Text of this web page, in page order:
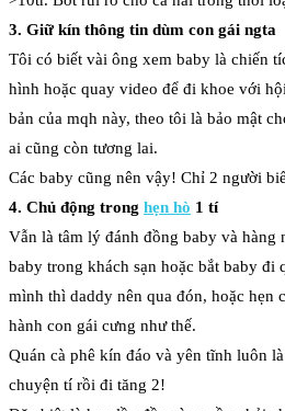
3. Giữ kín thông tin dùm con gái ngta
Tôi có biết vài ông xem baby là chiến
hình hoặc quay video để đi khoe với
bản của mqh này, theo tôi là bảo mật
ai cũng còn tương lai.
Các baby cũng nên vậy! Chỉ 2 người
4. Chủ động trong hẹn hò 1 tí
Vẫn là tâm lý đánh đồng baby và hàng
baby trong khách sạn hoặc bắt baby đi
mình thì daddy nên qua đón, hoặc hẹn
hành con gái cưng như thế.
Quán cà phê kín đáo và yên tĩnh luôn
chuyện tí rồi đi tăng 2!